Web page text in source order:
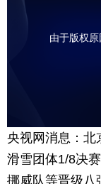
由于版权
央视网消息：北
滑雪团体1/8决
挪威队等晋级八